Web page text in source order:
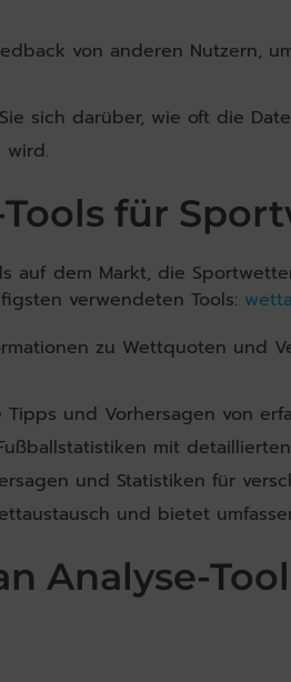
von anderen Nutzern,
sich darüber, wie oft die
für
auf dem Markt, die
verwendeten Tools:
zu Wettquoten und
und Vorhersagen von
mit
und Statistiken für
und bietet
Analyse-